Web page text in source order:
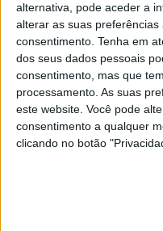
alternativa, pode aceder a
alterar as suas
consentimento. Tenha em
dos seus dados pessoais
consentimento, mas que
processamento. As suas
este website. Você pode
consentimento a qualquer
clicando no botão
ritmo estava muito
apenas à espera e a
imediatamente, mas
resultado. Fiz um bom
Sobre a luta pelo título,
amanhã eu ganhar a
segundo, eu não sou